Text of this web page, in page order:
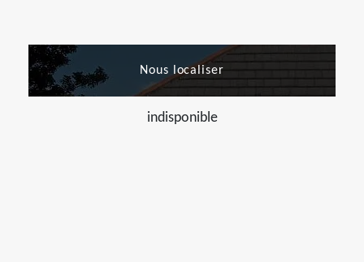
Nous localiser
indisponible